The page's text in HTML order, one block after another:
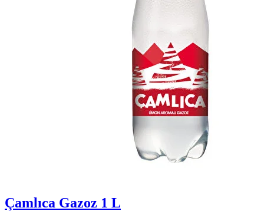
Çamlıca Gazoz 1 L